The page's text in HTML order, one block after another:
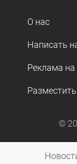
О нас
Написать
Реклама на
©